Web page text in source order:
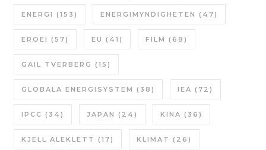
ENERGI (153) ENERGIMYNDIGHETEN (47)
EROEI (57) EU (41) FILM (68)
GAIL TVERBERG (15)
GLOBALA ENERGISYSTEM (38) IEA (72)
IPCC (34) JAPAN (24) KINA (36)
KJELL ALEKLETT (17) KLIMAT (26)